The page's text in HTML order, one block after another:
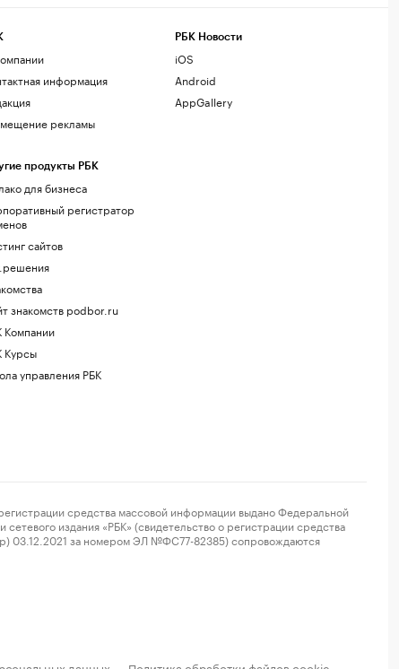
информация
рекламы
продукты РБК
для бизнеса
регистратор
сайтов
знакомств podbor.ru
Компании
Курсы
управления РБК
РБК Новости
iOS
Android
AppGallery
средства массовой информации выдано Федеральной
издания «РБК» (свидетельство о регистрации средства
03.12.2021 за номером ЭЛ №ФС77-82385) сопровождаются